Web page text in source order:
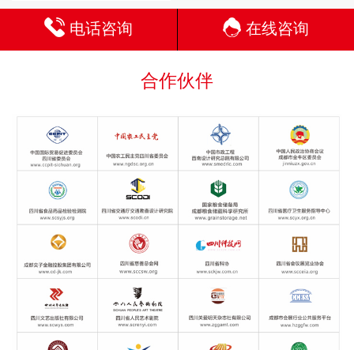
电话咨询 在线咨询
合作伙伴